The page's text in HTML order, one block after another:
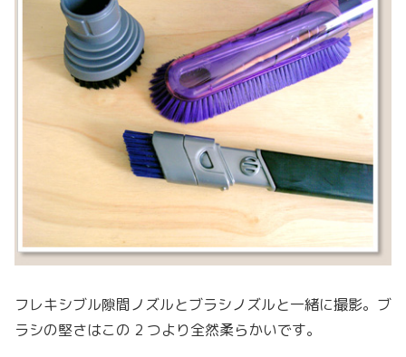
フレキシブル隙間ノズルとブラシノズルと一緒に撮影。ブ
ラシの堅さはこの 2 つより全然柔らかいです。